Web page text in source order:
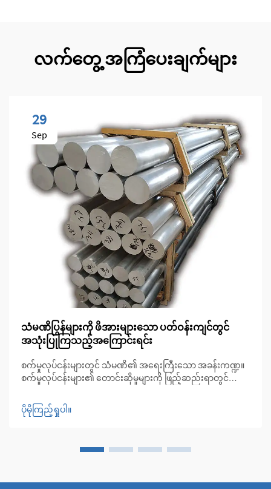
လက်တွေ့ အကြံပေးချက်များ
29
Sep
သံမဏိပြွန်များကို ဖိအားများသော ပတ်ဝန်းကျင်တွင်
အသုံးပြုကြသည့်အကြောင်းရင်း
စက်မှုလုပ်ငန်းများတွင် သံမဏိ၏ အရေးကြီးသော အခန်းကဏ္ဍ။
စက်မှုလုပ်ငန်းများ၏ တောင်းဆိုမှုများကို ဖြည့်ဆည်းရာတွင်
မှုကို ဖြစ်စေနိုင်ပါသည်။ သံမဏိပြွန်များသည် ယနေ့ခေတ်တွင်
အသုံးဝင်သော ပစ္စည်းများအဖြစ် ထွန်းထားလာပါသည်...
ပိုမိုကြည့်ရှုပါ။